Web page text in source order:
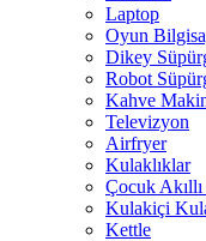
Laptop
Oyun
Dikey
Robot
Kahve
Televizyon
Airfryer
Kulaklıklar
Çocuk Akıllı
Kulakiçi
Kettle